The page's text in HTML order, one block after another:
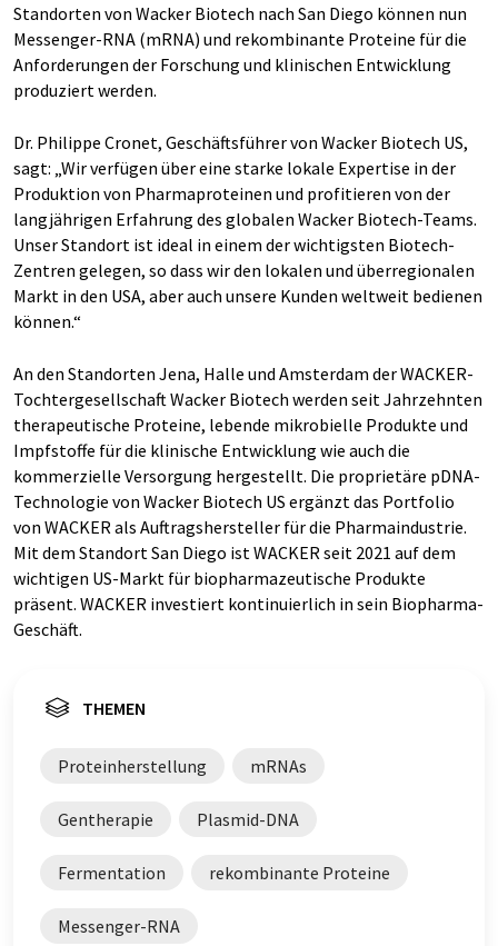
Standorten von Wacker Biotech nach San Diego können nun
Messenger-RNA (mRNA) und rekombinante Proteine für die
Anforderungen der Forschung und klinischen Entwicklung
produziert werden.
Dr. Philippe Cronet, Geschäftsführer von Wacker Biotech US,
sagt: „Wir verfügen über eine starke lokale Expertise in der
Produktion von Pharmaproteinen und profitieren von der
langjährigen Erfahrung des globalen Wacker Biotech-Teams.
Unser Standort ist ideal in einem der wichtigsten Biotech-
Zentren gelegen, so dass wir den lokalen und überregionalen
Markt in den USA, aber auch unsere Kunden weltweit bedienen
können.“
An den Standorten Jena, Halle und Amsterdam der WACKER-
Tochtergesellschaft Wacker Biotech werden seit Jahrzehnten
therapeutische Proteine, lebende mikrobielle Produkte und
Impfstoffe für die klinische Entwicklung wie auch die
kommerzielle Versorgung hergestellt. Die proprietäre pDNA-
Technologie von Wacker Biotech US ergänzt das Portfolio
von WACKER als Auftragshersteller für die Pharmaindustrie.
Mit dem Standort San Diego ist WACKER seit 2021 auf dem
wichtigen US-Markt für biopharmazeutische Produkte
präsent. WACKER investiert kontinuierlich in sein Biopharma-
Geschäft.
THEMEN
Proteinherstellung mRNAs
Gentherapie Plasmid-DNA
Fermentation rekombinante Proteine
Messenger-RNA